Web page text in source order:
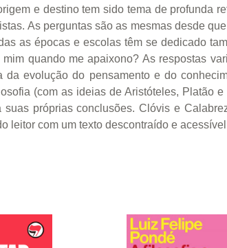
e destino tem sido tema de profunda
As perguntas são as mesmas desde
as épocas e escolas têm se dedicado
quando me apaixono? As respostas
evolução do pensamento e do
(com as ideias de Aristóteles, Platão
próprias conclusões. Clóvis e
leitor com um texto descontraído e